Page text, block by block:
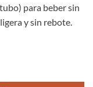
para beber sin
y sin rebote.